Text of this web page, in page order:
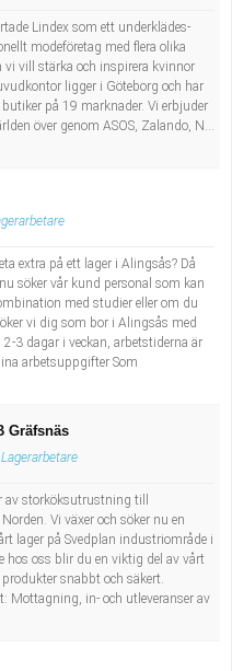
Lindex som ett underklädes­
modeföretag med flera olika
vi vill stärka och inspirera kvinnor
ligger i Göteborg och har
på 19 marknader. Vi erbjuder
över genom ASOS, Zalando, N...
extra på ett lager i Alingsås? Då
söker vår kund personal som kan
med studier eller om du
vi dig som bor i Alingsås med
3 dagar i veckan, arbetstiderna är
arbetsuppgifter Som
Gräfsnäs
Lagerarbetare
av storköksutrustning till
Vi växer och söker nu en
lager på Svedplan industriområde i
hos oss blir du en viktig del av vårt
snabbt och säkert.
Mottagning, in- och utleveranser av